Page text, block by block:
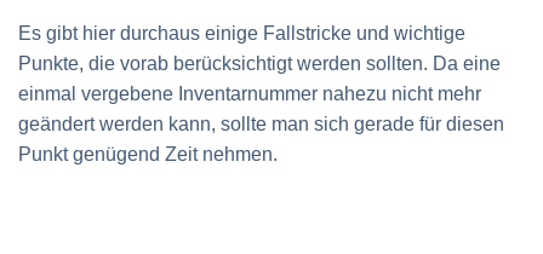
Es gibt hier durchaus einige Fallstricke und wichtige
Punkte, die vorab berücksichtigt werden sollten. Da eine
einmal vergebene Inventarnummer nahezu nicht mehr
geändert werden kann, sollte man sich gerade für diesen
Punkt genügend Zeit nehmen.